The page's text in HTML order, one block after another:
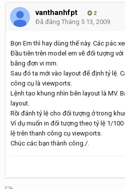
vanthanhfpt 2
Đã đăng Tháng 5 13, 2009
Bọn Em thì hay dùng thế này. Các pác
Đầu tiên trên model em vẽ đối tượng
bằng đơn vi mm.
Sau đó ta mới vào layout để định tỷ lệ.
công cụ là viewports.
Lệnh tạo khung nhìn bên layout là MV.
layout.
Rồi đánh tỷ lệ cho đối tượng ở trong
Ví dụ muốn in đối tượng theo tỷ lệ 1/
lệ trên thanh công cụ viewports.
Chúc các bạn thành công./.